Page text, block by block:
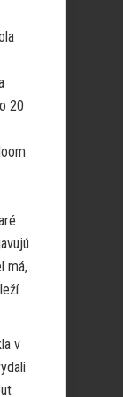
20
má,
v